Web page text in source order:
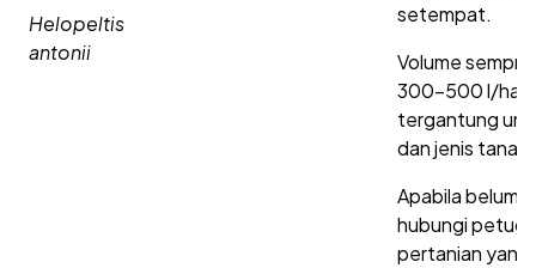
Helopeltis
antonii
setempat.
Volume
300-500 l/ha
tergantung
dan jenis
Apabila belum
hubungi
pertanian yang